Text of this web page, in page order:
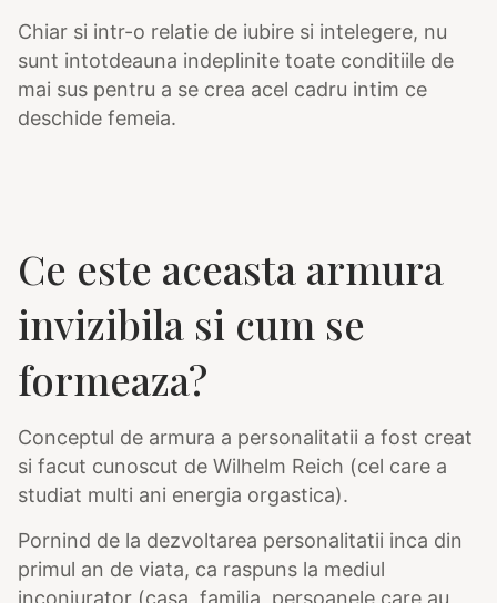
Chiar si intr-o relatie de iubire si intelegere, nu
sunt intotdeauna indeplinite toate conditiile de
mai sus pentru a se crea acel cadru intim ce
deschide femeia.
Ce este aceasta armura
invizibila si cum se
formeaza?
Conceptul de armura a personalitatii a fost creat
si facut cunoscut de Wilhelm Reich (cel care a
studiat multi ani energia orgastica).
Pornind de la dezvoltarea personalitatii inca din
primul an de viata, ca raspuns la mediul
inconjurator (casa, familia, persoanele care au